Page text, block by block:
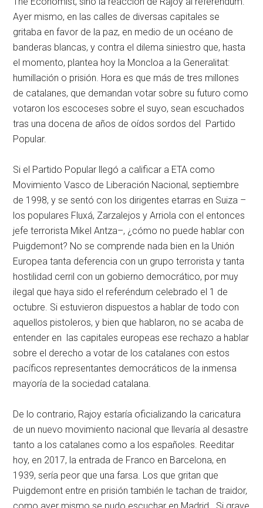
Ayer mismo, en las calles de diversas capitales se
gritaba en favor de la paz, en medio de un océano de
banderas blancas, y contra el dilema siniestro que, hasta
el momento, plantea hoy la Moncloa a la Generalitat:
humillación o prisión. Hora es que más de tres millones
de catalanes, que demandan votar sobre su futuro como
votaron los escoceses sobre el suyo, sean escuchados
tras una docena de años de oídos sordos del Partido
Popular.
Si el Partido Popular llegó a calificar a ETA como
Movimiento Vasco de Liberación Nacional, septiembre
de 1998, y se sentó con los dirigentes etarras en Suiza –
los populares Fluxá, Zarzalejos y Arriola con el entonces
jefe terrorista Mikel Antza–, ¿cómo no puede hablar con
Puigdemont? No se comprende nada bien en la Unión
Europea tanta deferencia con un grupo terrorista y tanta
hostilidad cerril con un gobierno democrático, por muy
ilegal que haya sido el referéndum celebrado el 1 de
octubre. Si estuvieron dispuestos a hablar de todo con
aquellos pistoleros, y bien que hablaron, no se acaba de
entender en las capitales europeas ese rechazo a hablar
sobre el derecho a votar de los catalanes con estos
pacíficos representantes democráticos de la inmensa
mayoría de la sociedad catalana.
De lo contrario, Rajoy estaría oficializando la caricatura
de un nuevo movimiento nacional que llevaría al desastre
tanto a los catalanes como a los españoles. Reeditar
hoy, en 2017, la entrada de Franco en Barcelona, en
1939, sería peor que una farsa. Los que gritan que
Puigdemont entre en prisión también le tachan de traidor,